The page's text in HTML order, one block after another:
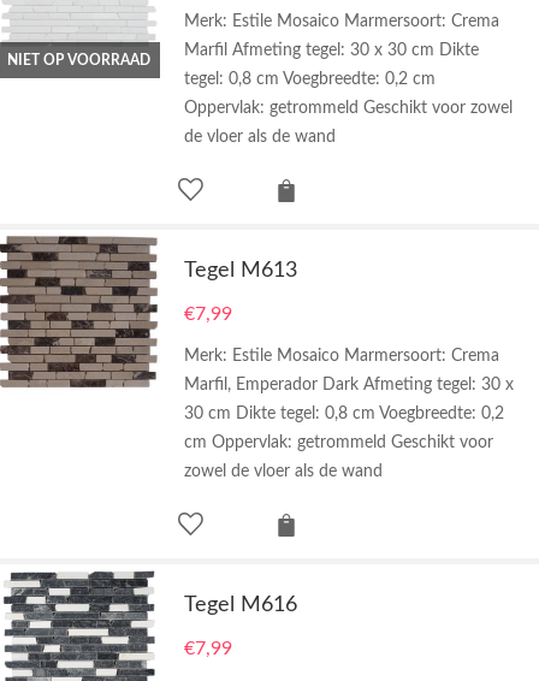
NIET OP VOORRAAD
Merk: Estile Mosaico Marmersoort: Crema
Marfil Afmeting tegel: 30 x 30 cm Dikte
tegel: 0,8 cm Voegbreedte: 0,2 cm
Oppervlak: getrommeld Geschikt voor zowel
de vloer als de wand
Tegel M613
€7,99
Merk: Estile Mosaico Marmersoort: Crema
Marfil, Emperador Dark Afmeting tegel: 30 x
30 cm Dikte tegel: 0,8 cm Voegbreedte: 0,2
cm Oppervlak: getrommeld Geschikt voor
zowel de vloer als de wand
Tegel M616
€7,99